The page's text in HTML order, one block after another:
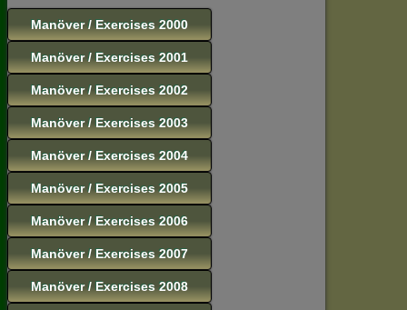
Manöver / Exercises 2000
Manöver / Exercises 2001
Manöver / Exercises 2002
Manöver / Exercises 2003
Manöver / Exercises 2004
Manöver / Exercises 2005
Manöver / Exercises 2006
Manöver / Exercises 2007
Manöver / Exercises 2008